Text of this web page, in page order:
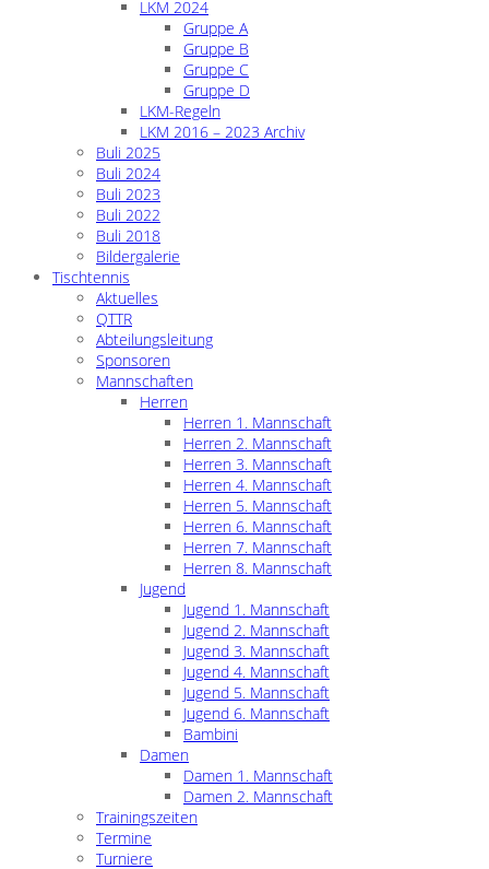
LKM 2024
Gruppe A
Gruppe B
Gruppe C
Gruppe D
LKM-Regeln
LKM 2016 – 2023 Archiv
Buli 2025
Buli 2024
Buli 2023
Buli 2022
Buli 2018
Bildergalerie
Tischtennis
Aktuelles
QTTR
Abteilungsleitung
Sponsoren
Mannschaften
Herren
Herren 1. Mannschaft
Herren 2. Mannschaft
Herren 3. Mannschaft
Herren 4. Mannschaft
Herren 5. Mannschaft
Herren 6. Mannschaft
Herren 7. Mannschaft
Herren 8. Mannschaft
Jugend
Jugend 1. Mannschaft
Jugend 2. Mannschaft
Jugend 3. Mannschaft
Jugend 4. Mannschaft
Jugend 5. Mannschaft
Jugend 6. Mannschaft
Bambini
Damen
Damen 1. Mannschaft
Damen 2. Mannschaft
Trainingszeiten
Termine
Turniere